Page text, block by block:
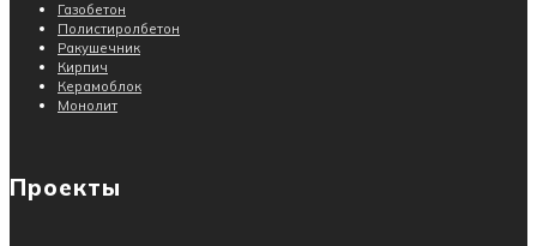
Газобетон
Полистиролбетон
Ракушечник
Кирпич
Керамоблок
Монолит
Проекты